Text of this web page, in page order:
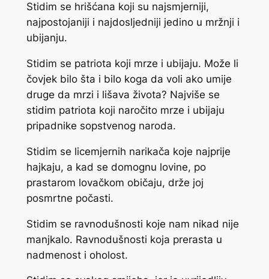
Stidim se hrišćana koji su najsmjerniji,
najpostojaniji i najdosljedniji jedino u mržnji i
ubijanju.
Stidim se patriota koji mrze i ubijaju. Može li
čovjek bilo šta i bilo koga da voli ako umije
druge da mrzi i lišava života? Najviše se
stidim patriota koji naročito mrze i ubijaju
pripadnike sopstvenog naroda.
Stidim se licemjernih narikača koje najprije
hajkaju, a kad se domognu lovine, po
prastarom lovačkom običaju, drže joj
posmrtne počasti.
Stidim se ravnodušnosti koje nam nikad nije
manjkalo. Ravnodušnosti koja prerasta u
nadmenost i oholost.